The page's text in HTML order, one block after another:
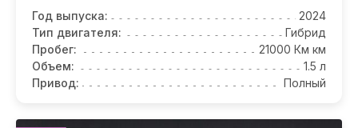
Год выпуска:
2024
Тип двигателя:
Гибрид
Пробег:
21000 Км км
Объем:
1.5 л
Привод:
Полный